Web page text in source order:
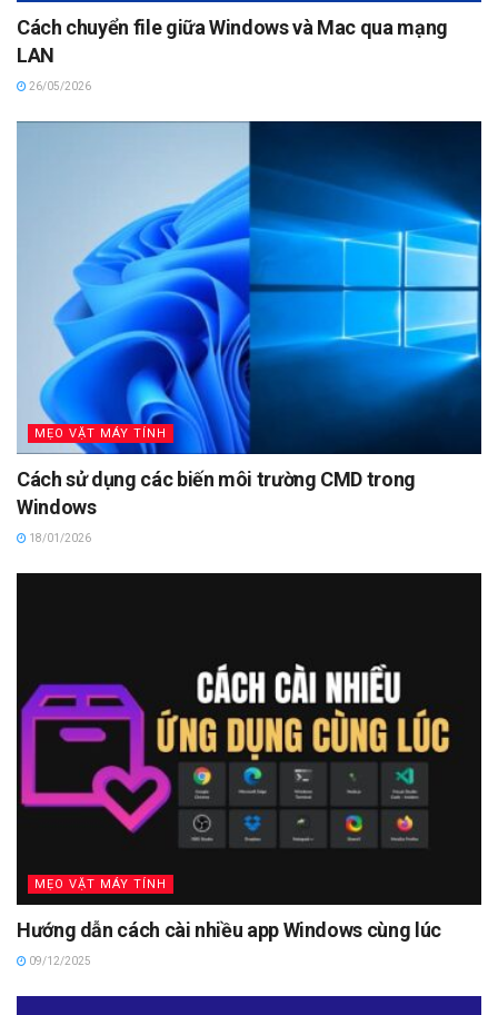
Cách chuyển file giữa Windows và Mac qua mạng
LAN
26/05/2026
MẸO VẶT MÁY TÍNH
Cách sử dụng các biến môi trường CMD trong
Windows
18/01/2026
MẸO VẶT MÁY TÍNH
Hướng dẫn cách cài nhiều app Windows cùng lúc
09/12/2025